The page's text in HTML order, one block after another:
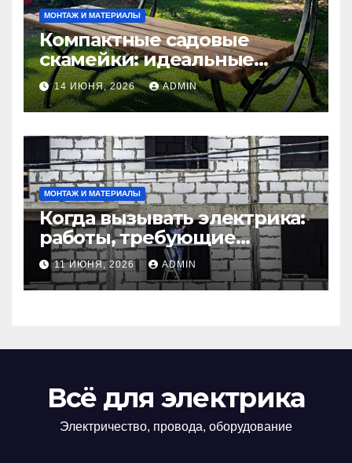
МОНТАЖ И МАТЕРИАЛЫ
Компактные садовые
скамейки: идеальные
решения Madmetal.ru для
маленьких участков
14 ИЮНЯ, 2026 ADMIN
МОНТАЖ И МАТЕРИАЛЫ
Когда вызывать электрика:
работы, требующие
профессионала Электрик
круглосуточно
11 ИЮНЯ, 2026 ADMIN
Всё для электрика
Электричество, провода, оборудование